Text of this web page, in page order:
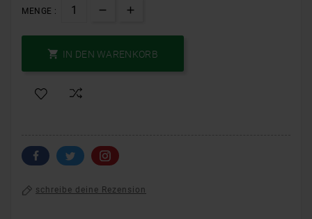
MENGE :
 IN DEN WARENKORB
schreibe deine Rezension